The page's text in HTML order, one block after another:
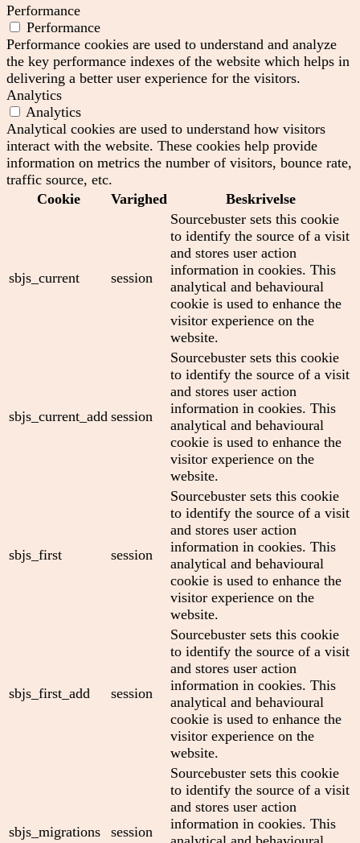
Performance
Performance
Performance cookies are used to understand and analyze
the key performance indexes of the website which helps in
delivering a better user experience for the visitors.
Analytics
Analytics
Analytical cookies are used to understand how visitors
interact with the website. These cookies help provide
information on metrics the number of visitors, bounce rate,
traffic source, etc.
Cookie
Varighed Beskrivelse
sbjs_current session
Sourcebuster sets this cookie
to identify the source of a visit
and stores user action
information in cookies. This
analytical and behavioural
cookie is used to enhance the
visitor experience on the
website.
sbjs_current_add session
Sourcebuster sets this cookie
to identify the source of a visit
and stores user action
information in cookies. This
analytical and behavioural
cookie is used to enhance the
visitor experience on the
website.
sbjs_first session
Sourcebuster sets this cookie
to identify the source of a visit
and stores user action
information in cookies. This
analytical and behavioural
cookie is used to enhance the
visitor experience on the
website.
sbjs_first_add session
Sourcebuster sets this cookie
to identify the source of a visit
and stores user action
information in cookies. This
analytical and behavioural
cookie is used to enhance the
visitor experience on the
website.
sbjs_migrations session
Sourcebuster sets this cookie
to identify the source of a visit
and stores user action
information in cookies. This